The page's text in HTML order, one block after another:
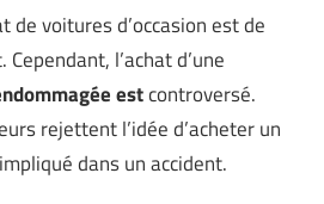
de voitures d’occasion est de
l’achat d’une
estcontroversé.
rejettent l’idée d’acheter un
dans un accident.